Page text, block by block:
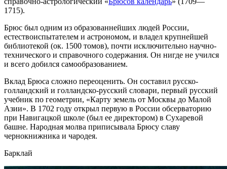
1715).
Брюс был одним из образованнейших людей России,
естествоиспытателем и астрономом, и владел крупнейшей
библиотекой (ок. 1500 томов), почти исключительно научно-
технического и справочного содержания. Он нигде не учился
и всего добился самообразованием.
Вклад Брюса сложно переоценить. Он составил русско-
голландский и голландско-русский словари, первый русский
учебник по геометрии, «Карту земель от Москвы до Малой
Азии». В 1702 году открыл первую в России обсерваторию
при Навигацкой школе (был ее директором) в Сухаревой
башне. Народная молва приписывала Брюсу славу
чернокнижника и чародея.
Барклай